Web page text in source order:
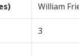
William
3